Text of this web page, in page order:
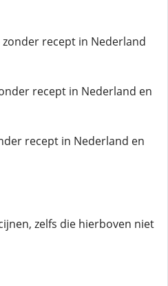
zonder recept in Nederland
recept in Nederland en
recept in Nederland en
zelfs die hierboven niet